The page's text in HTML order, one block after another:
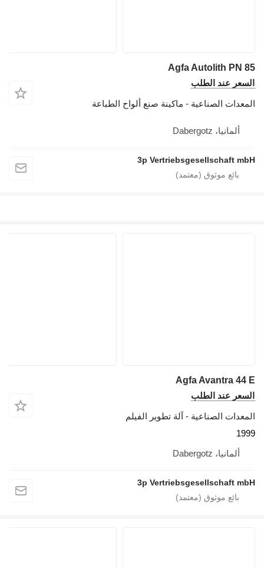
Agfa Autolith PN 85
السعر عند الطلب
المعدات الصناعية - ماكينة صنع ألواح الطباعة
ألمانيا، Dabergotz
3p Vertriebsgesellschaft mbH
Agfa Avantra 44 E
السعر عند الطلب
المعدات الصناعية - آلة تطوير الفيلم
1999
ألمانيا، Dabergotz
3p Vertriebsgesellschaft mbH